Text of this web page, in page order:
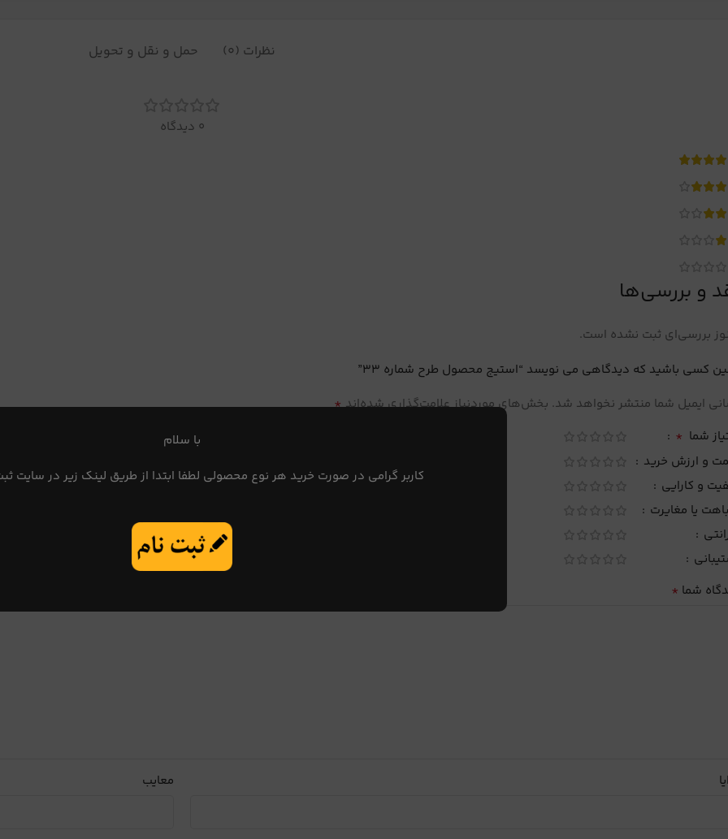
با سلام
کاربر گرامی در صورت خرید هر نوع محصولی لطفا ابتدا از طریق لینک زیر در سایت
نظرات (0) حمل و نقل و تحویل
0 دیدگاه
و بررسی‌ها
بررسی‌ای ثبت نشده است.
کسی باشید که دیدگاهی می نویسد “استیج محصول طرح شماره 33”
ایمیل شما منتشر نخواهد شد. بخش‌های موردنیاز علامت‌گذاری شده‌اند*
شما *
و ارزش خرید
و کارایی
یا مغایرت
شما *
معایب